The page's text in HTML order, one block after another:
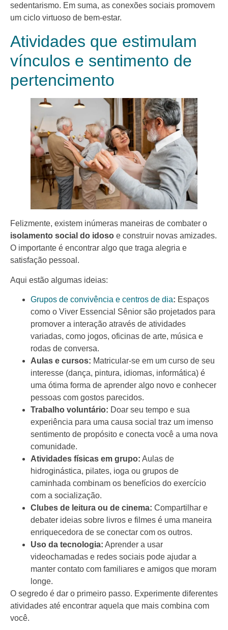
sedentarismo. Em suma, as conexões sociais promovem
um ciclo virtuoso de bem-estar.
Atividades que estimulam
vínculos e sentimento de
pertencimento
Felizmente, existem inúmeras maneiras de combater o
isolamento social do idoso e construir novas amizades.
O importante é encontrar algo que traga alegria e
satisfação pessoal.
Aqui estão algumas ideias:
Grupos de convivência e centros de dia: Espaços
como o Viver Essencial Sênior são projetados para
promover a interação através de atividades
variadas, como jogos, oficinas de arte, música e
rodas de conversa.
Aulas e cursos: Matricular-se em um curso de seu
interesse (dança, pintura, idiomas, informática) é
uma ótima forma de aprender algo novo e conhecer
pessoas com gostos parecidos.
Trabalho voluntário: Doar seu tempo e sua
experiência para uma causa social traz um imenso
sentimento de propósito e conecta você a uma nova
comunidade.
Atividades físicas em grupo: Aulas de
hidroginástica, pilates, ioga ou grupos de
caminhada combinam os benefícios do exercício
com a socialização.
Clubes de leitura ou de cinema: Compartilhar e
debater ideias sobre livros e filmes é uma maneira
enriquecedora de se conectar com os outros.
Uso da tecnologia: Aprender a usar
videochamadas e redes sociais pode ajudar a
manter contato com familiares e amigos que moram
longe.
O segredo é dar o primeiro passo. Experimente diferentes
atividades até encontrar aquela que mais combina com
você.